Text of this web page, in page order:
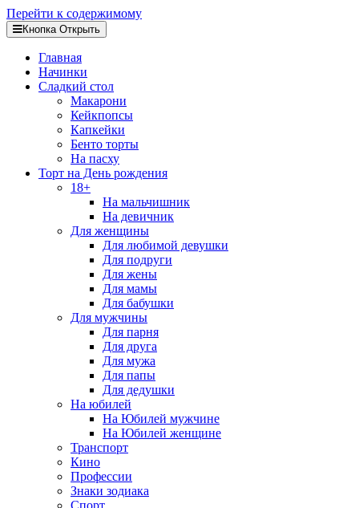
Перейти к содержимому
Кнопка Открыть
Главная
Начинки
Сладкий стол
Макарони
Кейкпопсы
Капкейки
Бенто торты
На пасху
Торт на День рождения
18+
На мальчишник
На девичник
Для женщины
Для любимой девушки
Для подруги
Для жены
Для мамы
Для бабушки
Для мужчины
Для парня
Для друга
Для мужа
Для папы
Для дедушки
На юбилей
На Юбилей мужчине
На Юбилей женщине
Транспорт
Кино
Профессии
Знаки зодиака
Спорт